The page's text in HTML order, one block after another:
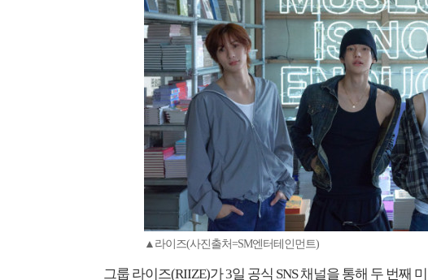
▲라이즈(사진출처=SM엔터테인먼트)
그룹 라이즈(RIIZE)가 3일 공식 SNS 채널을 통해 두 번째